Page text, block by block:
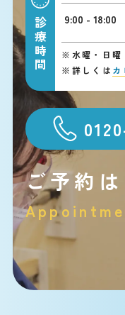
診療時間
9:00 - 18:00
※ 水曜・日
※ 詳しくは カ
ご予約